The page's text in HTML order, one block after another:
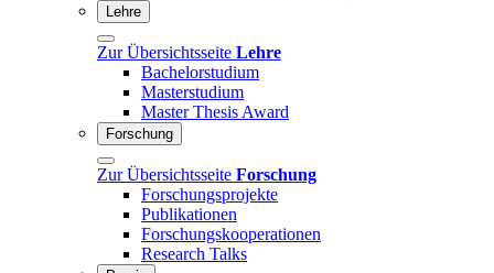
Lehre
Zur Übersichtsseite Lehre
Bachelorstudium
Masterstudium
Master Thesis Award
Forschung
Zur Übersichtsseite Forschung
Forschungsprojekte
Publikationen
Forschungskooperationen
Research Talks